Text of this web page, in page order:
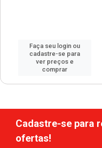
Faça seu login ou
cadastre-se para
ver preços e
comprar
Cadastre-se para
ofertas!